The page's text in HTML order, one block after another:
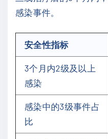
感染事件。
安全性指标
3个月内2级及以上
感染
感染中的3级事件占
比